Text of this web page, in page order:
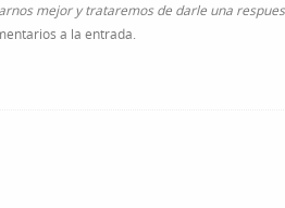
mejor y trataremos de darle una
a la entrada.